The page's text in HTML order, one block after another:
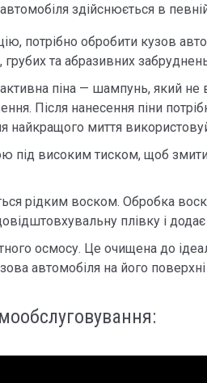
здійснюється в
потрібно обробити кузов
та абразивних
піна — шампунь, який
Після нанесення піни
найкращого миття
високим тиском, щоб змити
рідким воском. Обробка
плівку і
осмосу. Це очищена до
автомобіля на його